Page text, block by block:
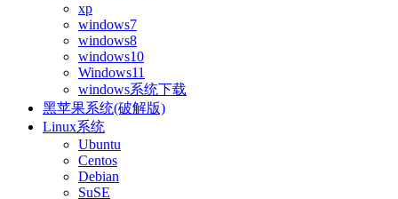
xp
windows7
windows8
windows10
Windows11
windows系统下载
黑苹果系统(破解版)
Linux系统
Ubuntu
Centos
Debian
SuSE